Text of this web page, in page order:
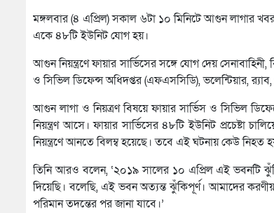
মঙ্গলবার (৪ এপ্রিল) সকাল ৬টা ১০ মিনিটে আগুন লাগার
একে ৪৮টি ইউনিট যোগ হয়।
আগুন নিয়ন্ত্রণে ফায়ার সার্ভিসের সঙ্গে যোগ দেয়
ও সিভিল ডিফেন্স অধিদপ্তর (এফএসসিডি), ভলেন্টিয়ার, র‌্যাব,
আগুন লাগা ও নিয়ত্রণ বিষয়ে ফায়ার সার্ভিস ও সিভিল
নিয়ন্ত্রণ আসে। ফায়ার সার্ভিসের ৪৮টি ইউনিট প্রচেষ্টা
নিয়ন্ত্রণে আনতে বিলম্ব হয়েছে। তবে এই ঘটনায় কেউ
তিনি আরও বলেন, ‘২০১৯ সালের ১০ এপ্রিল এই ভবনটি
দিয়েছি। বলেছি, এই ভবন অত্যন্ত ঝুঁকিপূর্ণ। আমাদের
পরিমান তদন্তের পর জানা যাবে।’